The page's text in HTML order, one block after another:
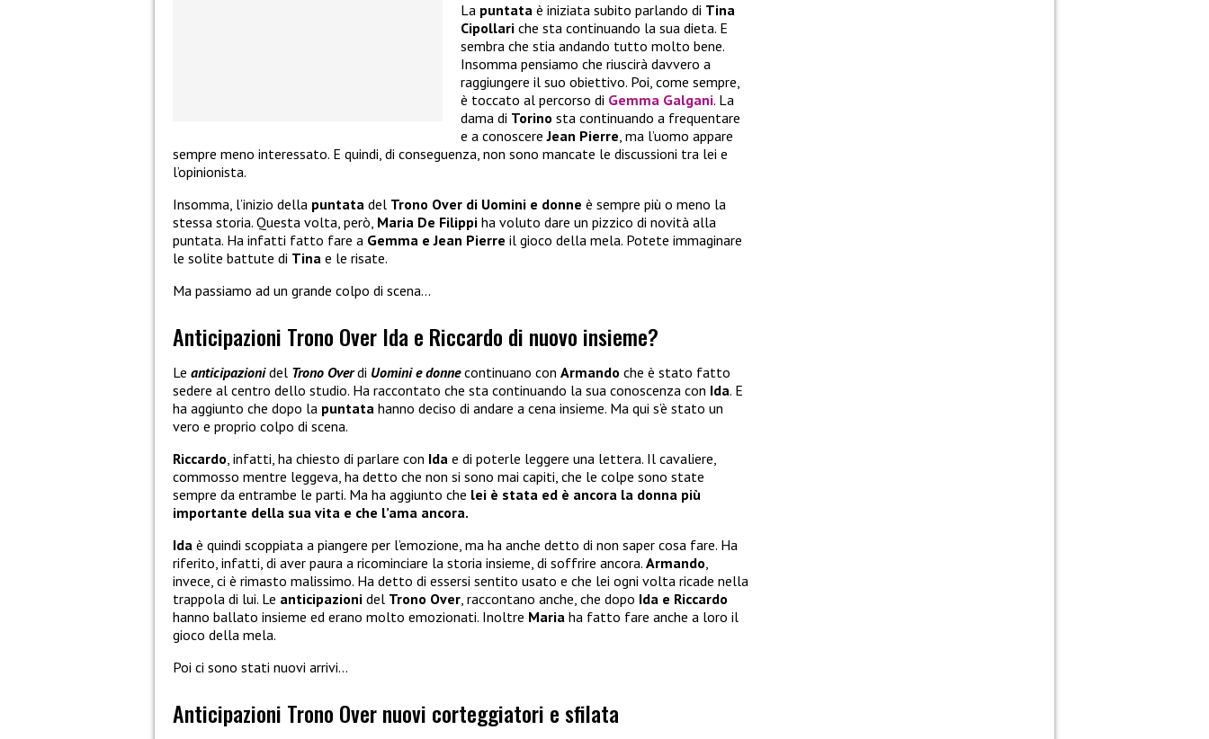
La puntata è iniziata subito parlando di Tina
Cipollari che sta continuando la sua dieta. E
sembra che stia andando tutto molto bene.
Insomma pensiamo che riuscirà davvero a
raggiungere il suo obiettivo. Poi, come sempre,
è toccato al percorso di Gemma Galgani. La
dama di Torino sta continuando a frequentare
e a conoscereJean Pierre, ma l’uomo appare
sempre meno interessato. E quindi, di conseguenza, non sono mancate le discussioni tra lei e
l’opinionista.
Insomma, l’inizio della puntata del Trono Over di Uomini e donne è sempre più o meno la
stessa storia. Questa volta, però, Maria De Filippi ha voluto dare un pizzico di novità alla
puntata. Ha infatti fatto fare a Gemma e Jean Pierre il gioco della mela. Potete immaginare
le solite battute di Tina e le risate.
Ma passiamo ad un grande colpo di scena…
Anticipazioni Trono Over Ida e Riccardo di nuovo insieme?
Le anticipazionidel Trono Overdi Uomini e donnecontinuano con Armando che è stato fatto
sedere al centro dello studio. Ha raccontato che sta continuando la sua conoscenza con Ida. E
ha aggiunto che dopo la puntata hanno deciso di andare a cena insieme. Ma qui s’è stato un
vero e proprio colpo di scena.
Riccardo, infatti, ha chiesto di parlare con Ida e di poterle leggere una lettera. Il cavaliere,
commosso mentre leggeva, ha detto che non si sono mai capiti, che le colpe sono state
sempre da entrambe le parti. Ma ha aggiunto che lei è stata ed è ancora la donna più
importante della sua vita e che l’ama ancora.
Ida è quindi scoppiata a piangere per l’emozione, ma ha anche detto di non saper cosa fare. Ha
riferito, infatti, di aver paura a ricominciare la storia insieme, di soffrire ancora. Armando,
invece, ci è rimasto malissimo. Ha detto di essersi sentito usato e che lei ogni volta ricade nella
trappola di lui. Le anticipazioni del Trono Over, raccontano anche, che dopo Ida e Riccardo
hanno ballato insieme ed erano molto emozionati. Inoltre Maria ha fatto fare anche a loro il
gioco della mela.
Poi ci sono stati nuovi arrivi…
Anticipazioni Trono Over nuovi corteggiatori e sfilata